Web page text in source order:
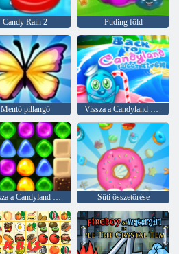
Candy Rain 2 Puding föld
Mentő pillangó Vissza a Candyland Sweet Riverbe
Süti összetörése